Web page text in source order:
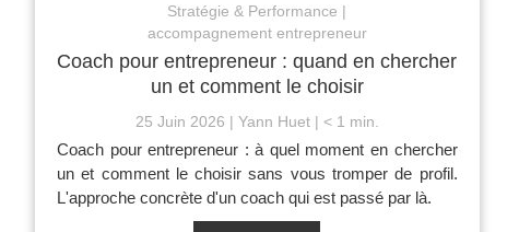
Stratégie & Performance
accompagnement entrepreneur
Coach pour entrepreneur : quand en chercher
un et comment le choisir
25 Juin 2026 Yann Huet < 1 min.
Coach pour entrepreneur : à quel moment en chercher
un et comment le choisir sans vous tromper de profil.
L'approche concrète d'un coach qui est passé par là.